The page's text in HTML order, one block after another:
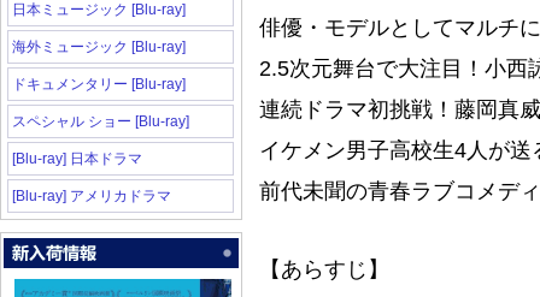
日本ミュージック [Blu-ray]
海外ミュージック [Blu-ray]
ドキュメンタリー [Blu-ray]
スペシャル ショー [Blu-ray]
[Blu-ray] 日本ドラマ
[Blu-ray] アメリカドラマ
俳優・モデルとしてマルチ
2.5次元舞台で大注目！小西
連続ドラマ初挑戦！藤岡真
イケメン男子高校生4人が送
前代未聞の青春ラブコメデ
【あらすじ】